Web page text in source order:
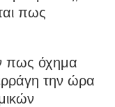
πως
πως όχημα
την ώρα